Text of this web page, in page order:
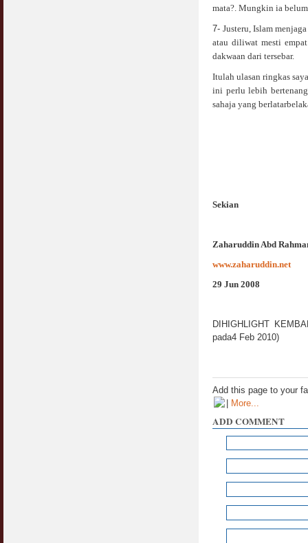
mata?. Mungkin ia
7-Justeru, Islam
atau diliwat mesti
dakwaan dari tersebar.
Itulah ulasan ringkas
ini perlu lebih
sahaja yang
Sekian
Zaharuddin Abd
www.zaharuddin.net
29 Jun 2008
DIHIGHLIGHT
pada4 Feb 2010)
Add this page to your
| More...
ADD COMMENT